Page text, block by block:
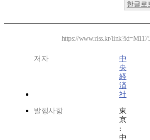
한글로
https://www.riss.kr/
저자
中
央
経
済
社
발행사항
東
京
:
中